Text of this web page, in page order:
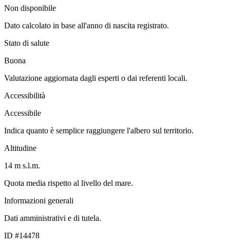
Non disponibile
Dato calcolato in base all'anno di nascita registrato.
Stato di salute
Buona
Valutazione aggiornata dagli esperti o dai referenti locali.
Accessibilità
Accessibile
Indica quanto è semplice raggiungere l'albero sul territorio.
Altitudine
14 m s.l.m.
Quota media rispetto al livello del mare.
Informazioni generali
Dati amministrativi e di tutela.
ID #14478